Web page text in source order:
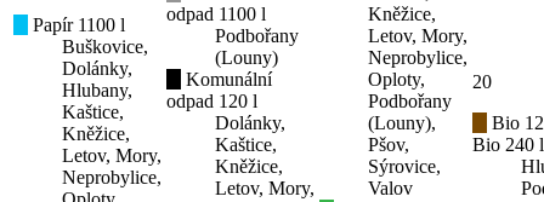
Papír 1100 l
Buškovice,
Dolánky,
Hlubany,
Kaštice,
Kněžice,
Letov, Mory,
Neprobylice,
odpad 1100 l
Podbořany
(Louny)
Komunální
odpad 120 l
Dolánky,
Kaštice,
Kněžice,
Letov, Mory,
Kněžice,
Letov, Mory,
Neprobylice,
Oploty,
Podbořany
(Louny),
Pšov,
Sýrovice,
Valov
20
Bio
Bio 240 l